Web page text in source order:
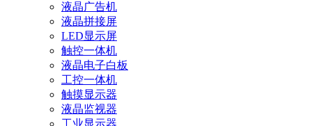
液晶广告机
液晶拼接屏
LED显示屏
触控一体机
液晶电子白板
工控一体机
触摸显示器
液晶监视器